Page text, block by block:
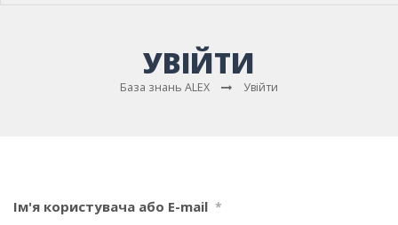
УВІЙТИ
База знань ALEX Увійти
Ім'я користувача або E-mail *